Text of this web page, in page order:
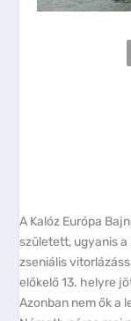
A Kalóz Európa
született, ugyanis
zseniális
előkelő 13. helyre
Azonban nem ők a